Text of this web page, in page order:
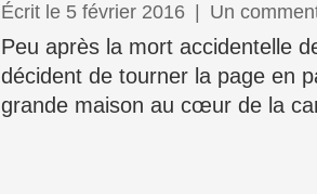
Écrit le 5 février 2016 Un
Peu après la mort accidentelle
décident de tourner la page en
grande maison au cœur de la